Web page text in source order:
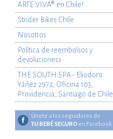
ARTE VIVA® en Chile!
Strider Bikes Chile
Nosotros
Política de reembolsos y
devolucioness
THE SOUTH SPA - Eliodoro
Yáñez 2972, Oficina 103,
Providencia, Santiago de Chile.
Únete a los seguidores de
TU BEBÉ SEGURO en Facebook